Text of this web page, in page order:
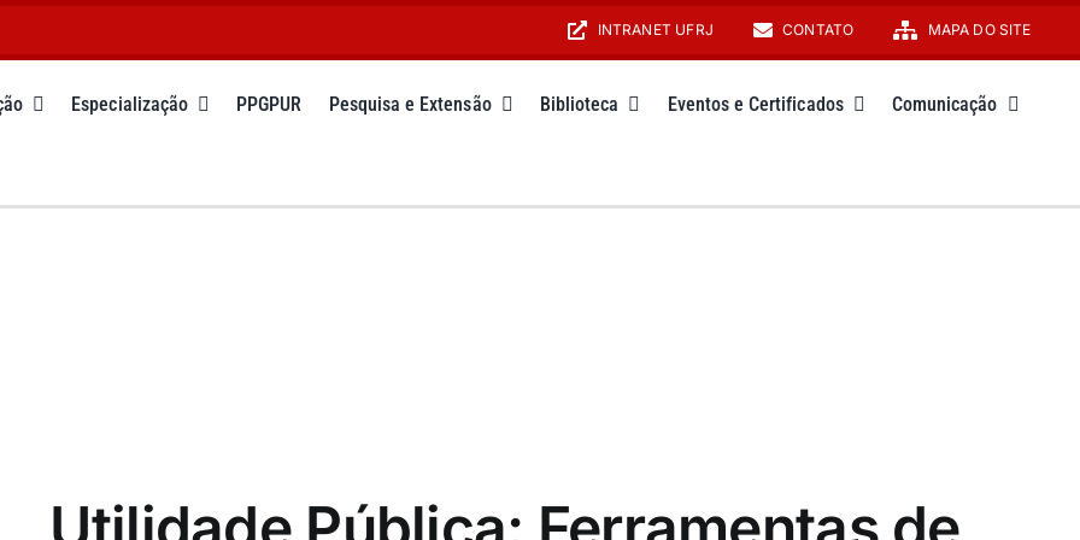
INTRANET UFRJ CONTATO MAPA DO SITE
Especialização PPGPUR Pesquisa e Extensão Biblioteca Eventos e Certificados Comunicação